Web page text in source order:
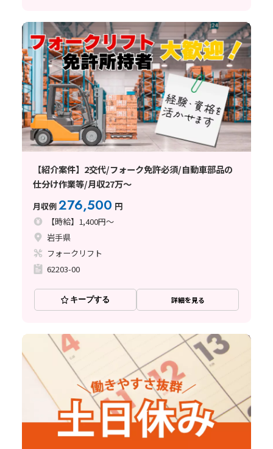
【紹介案件】2交代/フォーク免許必須/自動車部品の
仕分け作業等/月収27万～
月収例276,500 円
【時給】1,400円～
岩手県
フォークリフト
62203-00
キープする 詳細を見る